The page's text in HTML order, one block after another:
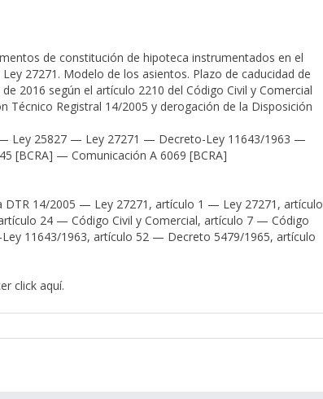
de constitución de hipoteca instrumentados en el
27271. Modelo de los asientos. Plazo de caducidad de
2016 según el artículo 2210 del Código Civil y Comercial
Técnico Registral 14/2005 y derogación de la Disposición
— Ley 25827 — Ley 27271 — Decreto-Ley 11643/1963 —
[BCRA] — Comunicación A 6069 [BCRA]
DTR 14/2005 — Ley 27271, artículo 1 — Ley 27271, artículo
24 — Código Civil y Comercial, artículo 7 — Código
11643/1963, artículo 52 — Decreto 5479/1965, artículo
click aquí.